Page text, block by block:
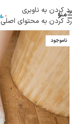
رد کردن به ناوبری
رد کردن به محتوای اصلی
منو
ناموجود